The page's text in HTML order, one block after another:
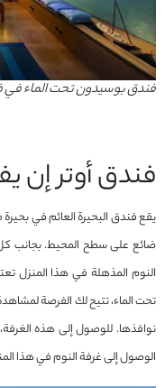
فندق بوسيدون تحت الماء
فندق أوتر إن
يقع فندق البحيرة العائم في
ضائع على سطح المحيط. بجانب
تحت الماء، تتيح لك الفرصة
نوافذها. للوصول إلى هذه
الوصول إلى غرفة النوم في هذا